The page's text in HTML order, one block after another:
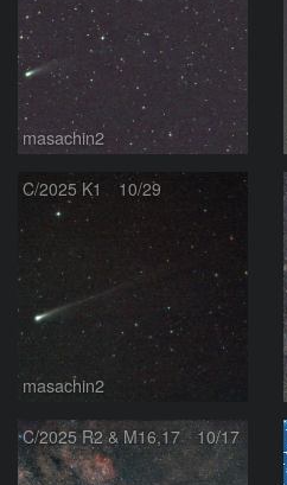
masachin2
C/2025 K1 10/29
masachin2
C/2025 R2 & M16,17 10/17